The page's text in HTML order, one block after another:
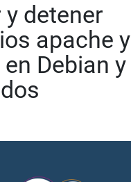
y detener
apache y
Debian y